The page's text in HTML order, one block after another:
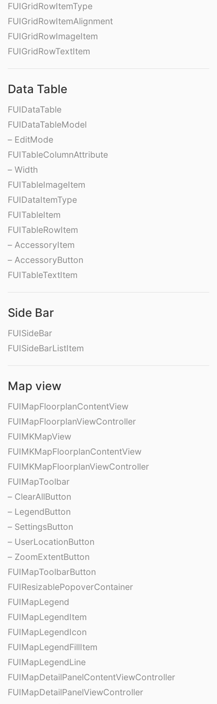
FUIGridRowItemType
FUIGridRowItemAlignment
FUIGridRowImageItem
FUIGridRowTextItem
Data Table
FUIDataTable
FUIDataTableModel
– EditMode
FUITableColumnAttribute
– Width
FUITableImageItem
FUIDataItemType
FUITableItem
FUITableRowItem
– AccessoryItem
– AccessoryButton
FUITableTextItem
Side Bar
FUISideBar
FUISideBarListItem
Map view
FUIMapFloorplanContentView
FUIMapFloorplanViewController
FUIMKMapView
FUIMKMapFloorplanContentView
FUIMKMapFloorplanViewController
FUIMapToolbar
– ClearAllButton
– LegendButton
– SettingsButton
– UserLocationButton
– ZoomExtentButton
FUIMapToolbarButton
FUIResizablePopoverContainer
FUIMapLegend
FUIMapLegendItem
FUIMapLegendIcon
FUIMapLegendFillItem
FUIMapLegendLine
FUIMapDetailPanelContentViewController
FUIMapDetailPanelViewController